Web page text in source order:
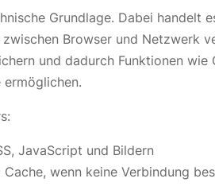
Grundlage. Dabei handelt
Browser und Netzwerk
und dadurch Funktionen wie
JavaScript und Bildern
wenn keine Verbindung